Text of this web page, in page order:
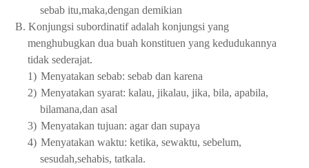
sebab itu,maka,dengan demikian
B. Konjungsi subordinatif adalah konjungsi yang
menghubugkan dua buah konstituen yang kedudukannya
tidak sederajat.
1) Menyatakan sebab: sebab dan karena
2) Menyatakan syarat: kalau, jikalau, jika, bila, apabila,
bilamana,dan asal
3) Menyatakan tujuan: agar dan supaya
4) Menyatakan waktu: ketika, sewaktu, sebelum,
sesudah,sehabis, tatkala.